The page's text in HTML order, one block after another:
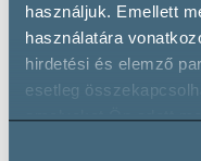
használjuk. Emellett
használatára
hirdetési és elemző
esetleg
amelyeket Ön adott
Wine types